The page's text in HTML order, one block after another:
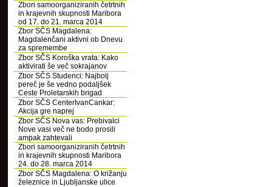
Zbori samoorganiziranih četrtnih
in krajevnih skupnosti Maribora
od 17. do 21. marca 2014
Zbor SČS Magdalena:
Magdalenčani aktivni ob Dnevu
za spremembe
Zbor SČS Koroška vrata: Kako
aktivirati še več sokrajanov
Zbor SČS Studenci: Najbolj
pereč je še vedno podaljšek
Ceste Proletarskih brigad
Zbor SČS CenterIvanCankar:
Akcija gre naprej
Zbor SČS Nova vas: Prebivalci
Nove vasi več ne bodo prosili
ampak zahtevali
Zbori samoorganiziranih četrtnih
in krajevnih skupnosti Maribora
24. do 28. marca 2014
Zbor SČS Magdalena: O križanju
železnice in Ljubljanske ulice